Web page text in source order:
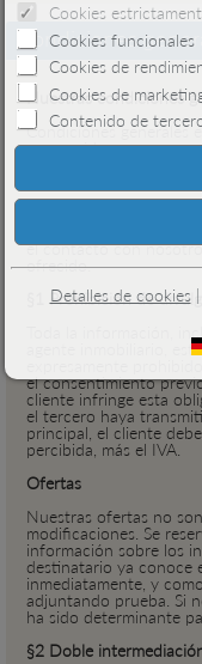
Condiciones
Nuestras condiciones
Condiciones generales
consumidor.
Mediante el uso de la
siguientes
el contacto con
ofrecido.
§1 Prohibición de
agente inmobiliario,
el consentimiento
cliente infringe esta
el tercero haya
principal, el cliente
percibida, más el IVA.
Ofertas
Nuestras ofertas no
modificaciones. Se
información sobre los
destinatario ya conoce
inmediatamente, y
adjuntando prueba. Si
ha sido determinante
§2 Doble
Cookies
Cookies funcionales
Cookies de
Cookies de
Contenido de
Detalles de cookies|